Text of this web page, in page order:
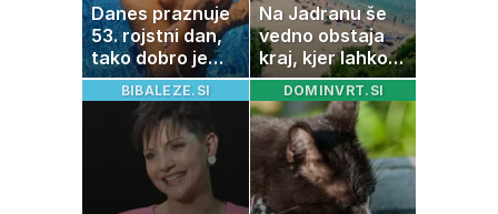
Danes praznuje
53. rojstni dan,
tako dobro je
videti znana
Slovenka
Na Jadranu še
vedno obstaja
kraj, kjer lahko
dopustujete
poceni:
nastanitev že od
10 evrov, kosilo
za pet evrov
BIBALEZE.SI DOMINVRT.SI